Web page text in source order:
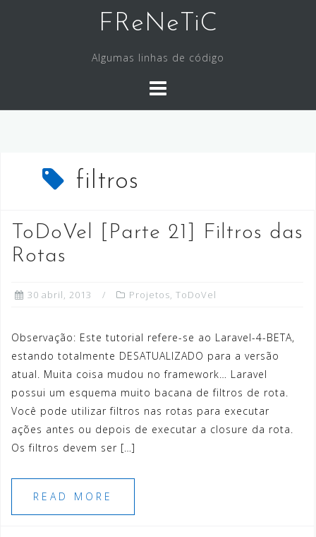
FReNeTiC
Algumas linhas de código
filtros
ToDoVel [Parte 21] Filtros das
Rotas
30 abril, 2013 Projetos, ToDoVel
Observação: Este tutorial refere-se ao Laravel-4-BETA,
estando totalmente DESATUALIZADO para a versão
atual. Muita coisa mudou no framework… Laravel
possui um esquema muito bacana de filtros de rota.
Você pode utilizar filtros nas rotas para executar
ações antes ou depois de executar a closure da rota.
Os filtros devem ser […]
READ MORE